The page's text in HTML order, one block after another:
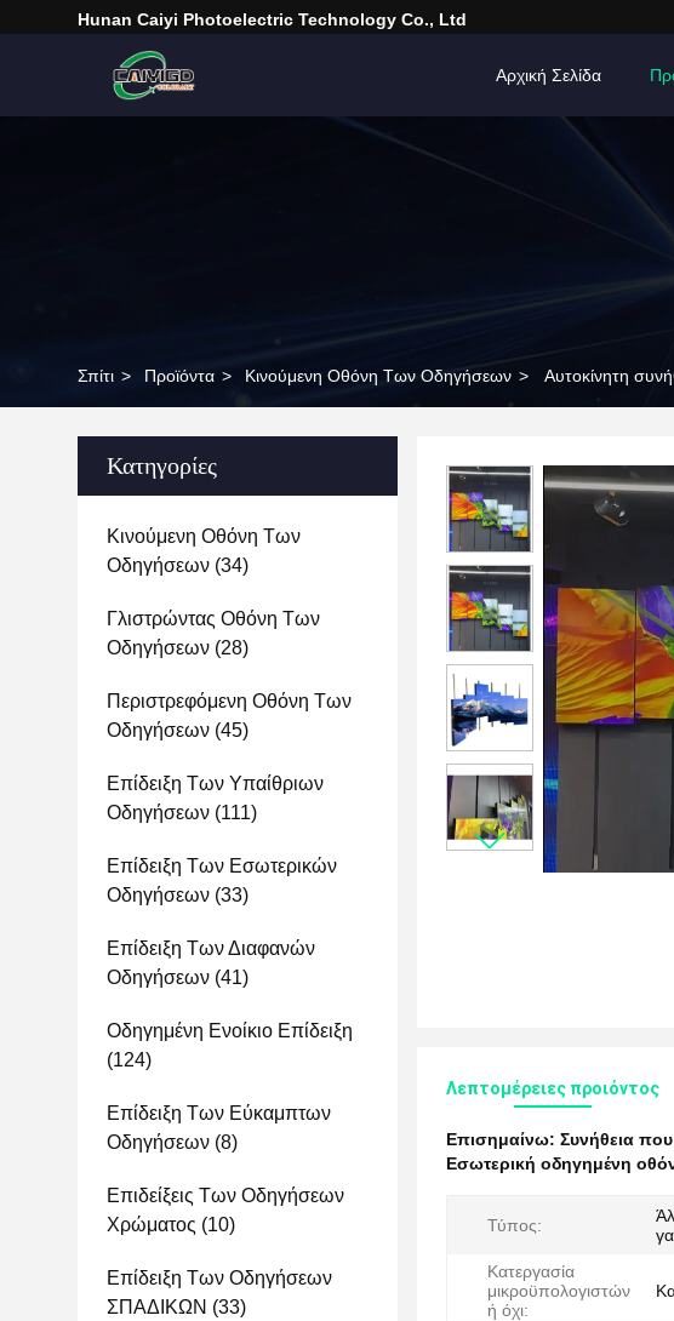
Hunan Caiyi Photoelectric Technology Co., Ltd
Αρχική Σελίδα
Σπίτι > Προϊόντα > Κινούμενη Οθόνη Των Οδηγήσεων > Αυτοκίνητη
Κατηγορίες
Κινούμενη Οθόνη Των
Οδηγήσεων (34)
Γλιστρώντας Οθόνη Των
Οδηγήσεων (28)
Περιστρεφόμενη Οθόνη Των
Οδηγήσεων (45)
Επίδειξη Των Υπαίθριων
Οδηγήσεων (111)
Επίδειξη Των Εσωτερικών
Οδηγήσεων (33)
Επίδειξη Των Διαφανών
Οδηγήσεων (41)
Οδηγημένη Ενοίκιο Επίδειξη
(124)
Επίδειξη Των Εύκαμπτων
Οδηγήσεων (8)
Επιδείξεις Των Οδηγήσεων
Χρώματος (10)
Επίδειξη Των Οδηγήσεων
ΣΠΑΔΙΚΩΝ (33)
Λεπτομέρειες προιόντος
Επισημαίνω: Συνήθεια που
Εσωτερική οδηγημένη
Τύπος:
Κατεργασία
μικροϋπολογιστών
ή όχι: